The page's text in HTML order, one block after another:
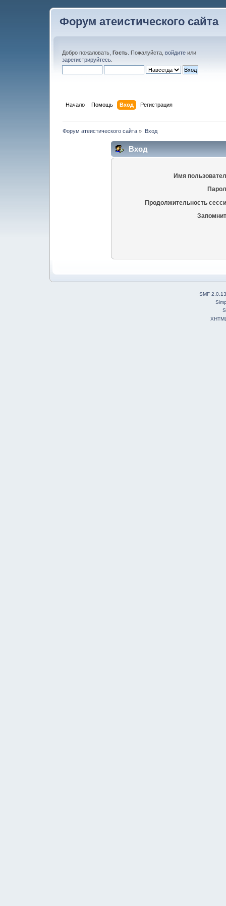
Форум атеистического сайта
Добро пожаловать, Гость . Пожалуйста, войдите или
зарегистрируйтесь
Начало Помощь Вход Регистрация
Форум атеистического сайта » Вход
Вход
Имя
Продолжительность
SMF 2.0.13